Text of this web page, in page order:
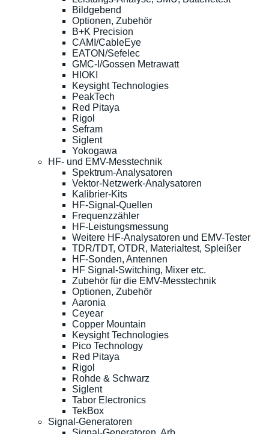
Bildgebend
Optionen, Zubehör
B+K Precision
CAMI/CableEye
EATON/Sefelec
GMC-I/Gossen Metrawatt
HIOKI
Keysight Technologies
PeakTech
Red Pitaya
Rigol
Sefram
Siglent
Yokogawa
HF- und EMV-Messtechnik
Spektrum-Analysatoren
Vektor-Netzwerk-Analysatoren
Kalibrier-Kits
HF-Signal-Quellen
Frequenzzähler
HF-Leistungsmessung
Weitere HF-Analysatoren und EMV-Tester
TDR/TDT, OTDR, Materialtest, Spleißer
HF-Sonden, Antennen
HF Signal-Switching, Mixer etc.
Zubehör für die EMV-Messtechnik
Optionen, Zubehör
Aaronia
Ceyear
Copper Mountain
Keysight Technologies
Pico Technology
Red Pitaya
Rigol
Rohde & Schwarz
Siglent
Tabor Electronics
TekBox
Signal-Generatoren